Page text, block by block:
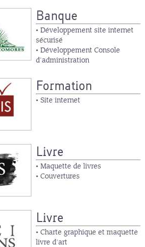
Banque
• Développement site internet
sécurisé
• Développement Console
d'administration
Formation
• Site internet
Livre
• Maquette de livres
• Couvertures
Livre
• Charte graphique et maquette
livre d'art